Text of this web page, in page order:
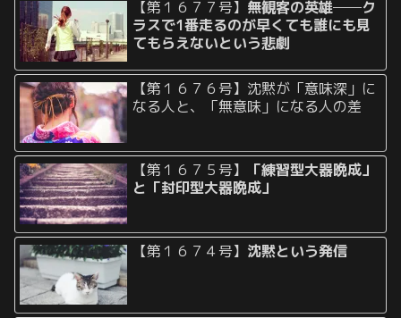
【第１６７７号】 無観客の英雄──ク
ラスで1番走るのが早くても誰にも見
てもらえないという悲劇
【第１６７６号】沈黙が「意味深」に
なる人と、「無意味」になる人の差
【第１６７５号】
「練習型大器晩成」
と「封印型大器晩成」
【第１６７４号】 沈黙という発信